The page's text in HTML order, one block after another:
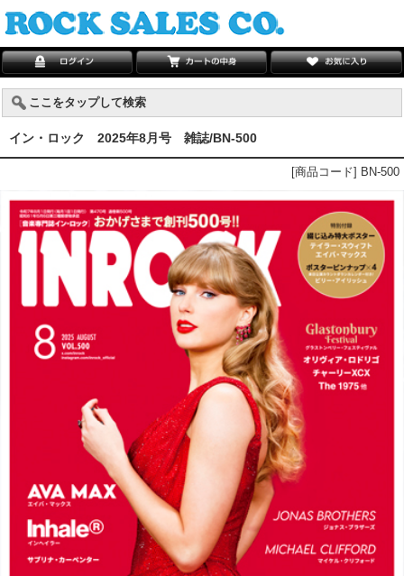
ここをタップして検索
イン・ロック 2025年8月号 雑誌/BN-500
[商品コード] BN-500